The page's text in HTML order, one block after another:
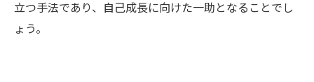
立つ手法であり、自己成長に向けた一助となることでし
ょう。